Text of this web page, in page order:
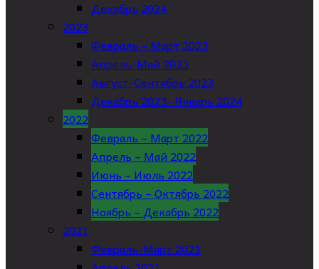
Декабрь 2024
2023
Февраль – Март 2023
Апрель-Май 2023
Август-Сентябрь 2023
Декабрь 2023- Январь 2024
2022
Февраль – Март 2022
Апрель – Май 2022
Июнь – Июль 2022
Сентябрь – Октябрь 2022
Ноябрь – Декабрь 2022
2021
Февраль-Март 2021